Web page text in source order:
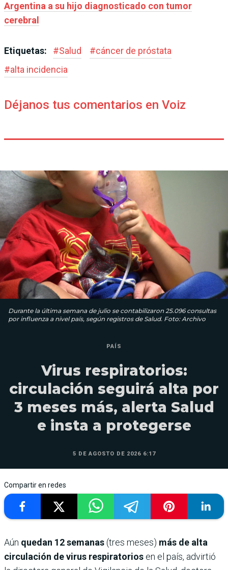
Argentina a su hijo diagnosticado con tumor
cerebral
Etiquetas: #Salud #cáncer de próstata
#alta incidencia
Déjanos tus comentarios en Voiz
Durante la última semana de julio se contabilizaron 25.096 consultas
por influenza a nivel país, según registros de Salud. Foto: Archivo
PAÍS
Virus respiratorios:
circulación seguirá alta por
3 meses más, alerta Salud
e insta a protegerse
5 DE AGOSTO DE 2026 6:17
Compartir en redes
Aún quedan 12 semanas(tres meses) más de alta
circulación de virus respiratorios en el país, advirtió